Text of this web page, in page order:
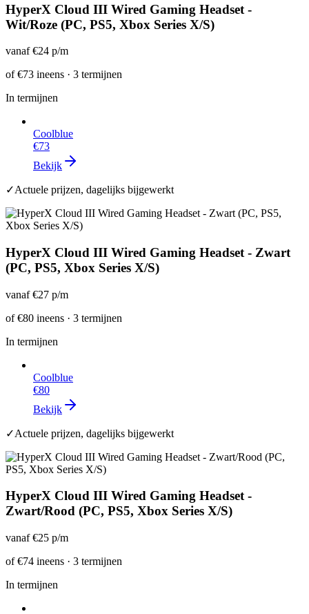
HyperX Cloud III Wired Gaming Headset -
Wit/Roze (PC, PS5, Xbox Series X/S)
vanaf€24 p/m
of€73 ineens · 3 termijnen
In termijnen
Coolblue
€73
Bekijk
✓Actuele prijzen, dagelijks bijgewerkt
HyperX Cloud III Wired Gaming Headset - Zwart
(PC, PS5, Xbox Series X/S)
vanaf€27 p/m
of€80 ineens · 3 termijnen
In termijnen
Coolblue
€80
Bekijk
✓Actuele prijzen, dagelijks bijgewerkt
HyperX Cloud III Wired Gaming Headset -
Zwart/Rood (PC, PS5, Xbox Series X/S)
vanaf€25 p/m
of€74 ineens · 3 termijnen
In termijnen